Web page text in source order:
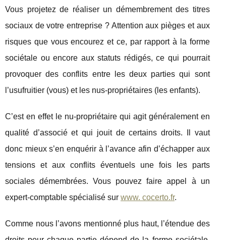
Vous projetez de réaliser un démembrement des titres
sociaux de votre entreprise ? Attention aux pièges et aux
risques que vous encourez et ce, par rapport à la forme
sociétale ou encore aux statuts rédigés, ce qui pourrait
provoquer des conflits entre les deux parties qui sont
l’usufruitier (vous) et les nus-propriétaires (les enfants).
C’est en effet le nu-propriétaire qui agit généralement en
qualité d’associé et qui jouit de certains droits. Il vaut
donc mieux s’en enquérir à l’avance afin d’échapper aux
tensions et aux conflits éventuels une fois les parts
sociales démembrées. Vous pouvez faire appel à un
expert-comptable spécialisé sur www. cocerto.fr.
Comme nous l’avons mentionné plus haut, l’étendue des